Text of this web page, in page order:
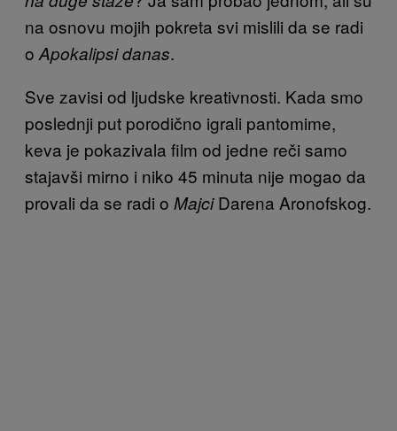
na osnovu mojih pokreta svi mislili da se radi
o Apokalipsi danas.
Sve zavisi od ljudske kreativnosti. Kada smo
poslednji put porodično igrali pantomime,
keva je pokazivala film od jedne reči samo
stajavši mirno i niko 45 minuta nije mogao da
provali da se radi o MajciDarena Aronofskog.